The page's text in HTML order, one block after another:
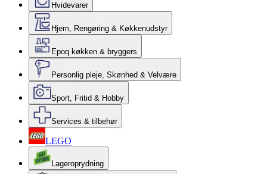
Hvidevarer
Hjem, Rengøring & Køkkenudstyr
Epoq køkken & bryggers
Personlig pleje, Skønhed & Velvære
Sport, Fritid & Hobby
Services & tilbehør
LEGO
Lageroprydning